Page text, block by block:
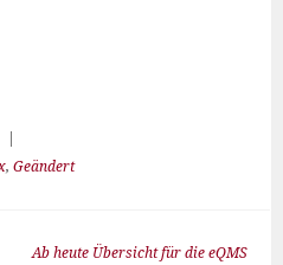
,Geändert
Ab heute Übersicht für die eQMS